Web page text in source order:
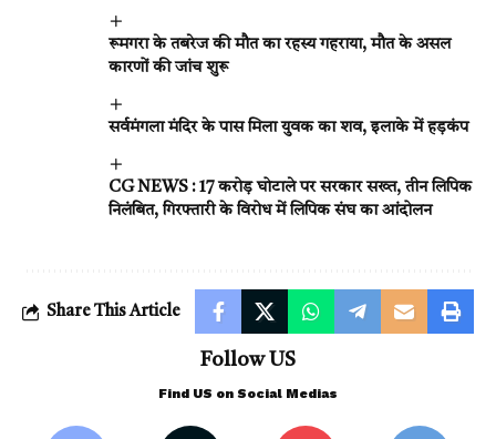
रूमगरा के तबरेज की मौत का रहस्य गहराया, मौत के असल
कारणों की जांच शुरू
सर्वमंगला मंदिर के पास मिला युवक का शव, इलाके में हड़कंप
CG NEWS : ₹17 करोड़ घोटाले पर सरकार सख्त, तीन लिपिक
निलंबित, गिरफ्तारी के विरोध में लिपिक संघ का आंदोलन
Share This Article
Follow US
Find US on Social Medias